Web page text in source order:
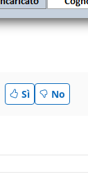
Sì No